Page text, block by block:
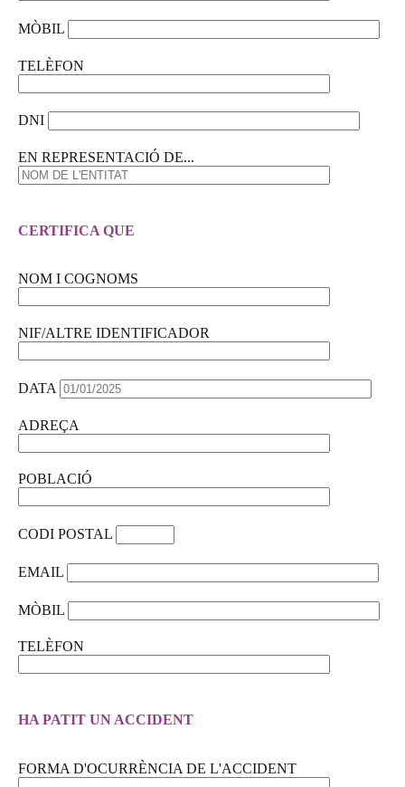
MÒBIL
TELÈFON
DNI
EN REPRESENTACIÓ DE...
CERTIFICA QUE
NOM I COGNOMS
NIF/ALTRE IDENTIFICADOR
DATA
ADREÇA
POBLACIÓ
CODI POSTAL
EMAIL
MÒBIL
TELÈFON
HA PATIT UN ACCIDENT
FORMA D'OCURRÈNCIA DE L'ACCIDENT